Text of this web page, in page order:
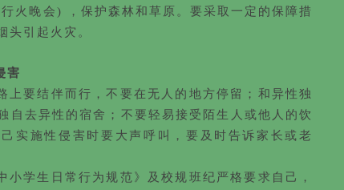
火晚会) ，保护森林和草原。要采取一定的保障措
头引起火灾。
害
上要结伴而行，不要在无人的地方停留；和异性独
自去异性的宿舍；不要轻易接受陌生人或他人的饮
实施性侵害时要大声呼叫，要及时告诉家长或老
小学生日常行为规范》及校规班纪严格要求自己，